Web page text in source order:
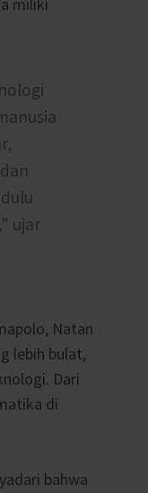
ujar
Natan
lebih bulat,
Dari
di
bahwa